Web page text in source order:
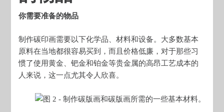
你需要准备的物品
制作碳印画需要以下化学品、材料和设备。大多数基本
原料在当地都很容易买到，而且价格低廉，对于那些习
惯了使用黄金、钯金和铂金等贵金属的高昂工艺成本的
人来说，这一点尤其令人欣喜。